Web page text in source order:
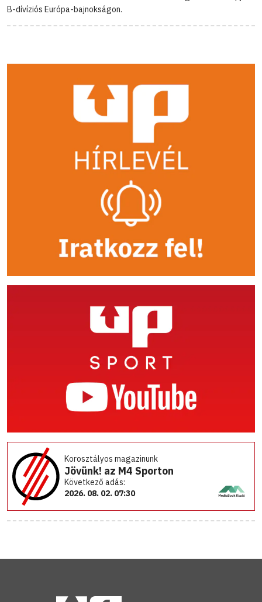
B-dívíziós Európa-bajnokságon.
Korosztályos magazinunk
Jövünk! az M4 Sporton
Következő adás:
2026. 08. 02. 07:30